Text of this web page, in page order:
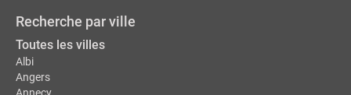
Recherche par ville
Toutes les villes
Albi
Angers